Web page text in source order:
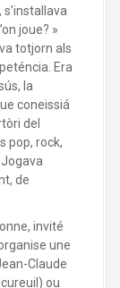
joue? »
totjorn als
Era
la
coneissiá
del
pop, rock,
de
invité
une
Claude
ou